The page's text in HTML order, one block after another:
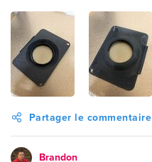
Partager le commentaire
Brandon